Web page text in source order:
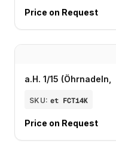
Price on Request
a.H. 1/15 (Öhrnadeln,
SKU: et FCT14K
Price on Request